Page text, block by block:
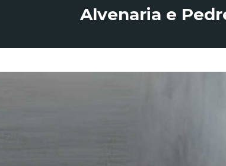
Alvenaria e